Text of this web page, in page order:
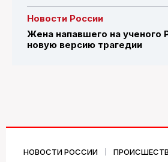
Новости России
Жена напавшего на ученого
новую версию трагедии
НОВОСТИ РОССИИ